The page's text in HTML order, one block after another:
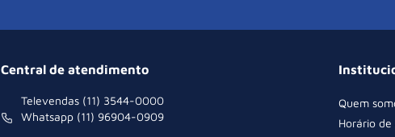
Central de atendimento
Televendas (11) 3544-0000
Whatsapp (11) 96904-0909
Quem
Horário